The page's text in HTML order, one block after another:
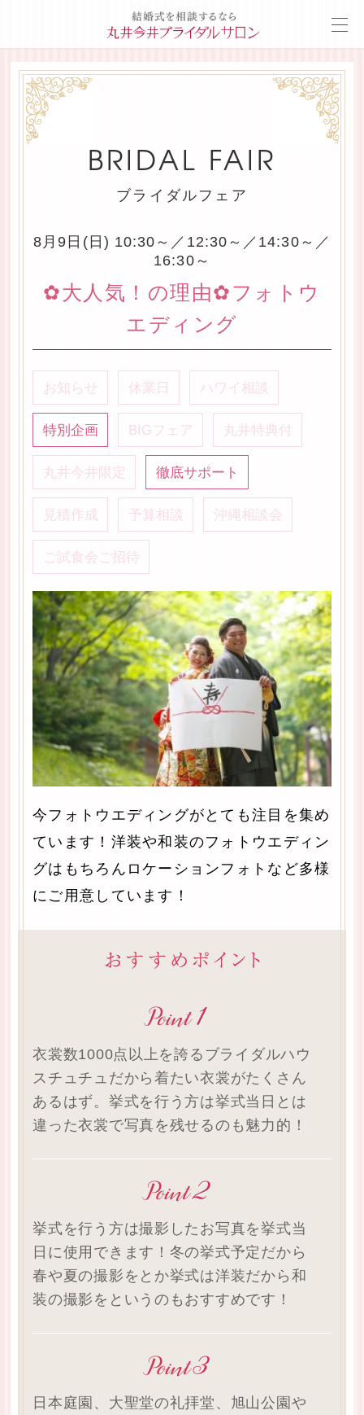
BRIDAL FAIR
ブライダルフェア
8月9日(日) 10:30～／12:30～／14:30～／
16:30～
✿大人気！の理由✿フォトウ
エディング
お知らせ 休業日 ハワイ相談
特別企画 BIGフェア 丸井特典付
丸井今井限定 徹底サポート
見積作成 予算相談 沖縄相談会
ご試食会ご招待
今フォトウエディングがとても注目を集め
ています！洋装や和装のフォトウエディン
グはもちろんロケーションフォトなど多様
にご用意しています！
衣裳数1000点以上を誇るブライダルハウ
スチュチュだから着たい衣裳がたくさん
あるはず。挙式を行う方は挙式当日とは
違った衣裳で写真を残せるのも魅力的！
挙式を行う方は撮影したお写真を挙式当
日に使用できます！冬の挙式予定だから
春や夏の撮影をとか挙式は洋装だから和
装の撮影をというのもおすすめです！
日本庭園、大聖堂の礼拝堂、旭山公園や